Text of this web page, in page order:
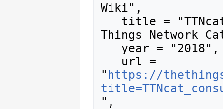
Wiki",
Things Network
" https://
",